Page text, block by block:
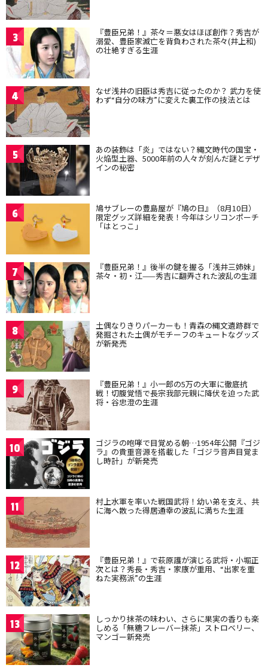
3 『豊臣兄弟！』茶々＝悪女はほぼ創作？秀吉が
溺愛、豊臣家滅亡を背負わされた茶々(井上和)
の壮絶すぎる生涯
4 なぜ浅井の旧臣は秀吉に従ったのか？ 武力を使
わず“自分の味方”に変えた裏工作の技法とは
5 あの装飾は「炎」ではない？縄文時代の国宝・
火焔型土器、5000年前の人々が刻んだ謎とデザ
インの秘密
6 鳩サブレーの豊島屋が『鳩の日』（8月10日）
限定グッズ詳細を発表！今年はシリコンポーチ
「はとっこ」
7 『豊臣兄弟！』後半の鍵を握る「浅井三姉妹」
茶々・初・江——秀吉に翻弄された波乱の生涯
8 土偶なりきりパーカーも！青森の縄文遺跡群で
発掘された土偶がモチーフのキュートなグッズ
が新発売
9 『豊臣兄弟！』小一郎の5万の大軍に徹底抗
戦！切腹覚悟で長宗我部元親に降伏を迫った武
将・谷忠澄の生涯
10 ゴジラの咆哮で目覚める朝…1954年公開『ゴジ
ラ』の貴重音源を搭載した「ゴジラ音声目覚ま
し時計」が新発売
11 村上水軍を率いた戦国武将！幼い弟を支え、共
に海へ散った得居通幸の波乱に満ちた生涯
12 『豊臣兄弟！』で萩原護が演じる武将・小堀正
次とは？秀長・秀吉・家康が重用、“出家を重
ねた実務派”の生涯
13 しっかり抹茶の味わい、さらに果実の香りも楽
しめる「無糖フレーバー抹茶」ストロベリー、
マンゴー新発売